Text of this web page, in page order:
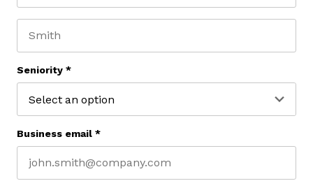
Seniority *
Business email *